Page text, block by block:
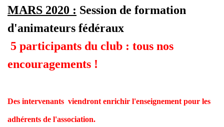
MARS 2020 : Session de formation
d'animateurs fédéraux
5 participants du club : tous nos
encouragements !
Des intervenants viendront enrichir l'enseignement pour les
adhérents de l'association.